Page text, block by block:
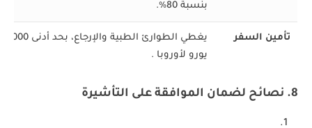
بنسبة 80%.
تأمين السفر
يغطي الطوارئ الطبية والإرجاع، بحد أدنى 30,000
يورو لأوروبا .
8. نصائح لضمان الموافقة على التأشيرة